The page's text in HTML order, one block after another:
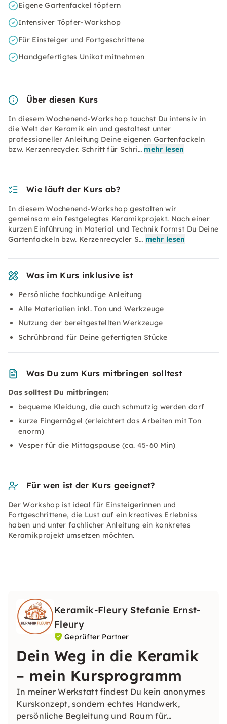
Eigene Gartenfackel töpfern
Intensiver Töpfer-Workshop
Für Einsteiger und Fortgeschrittene
Handgefertigtes Unikat mitnehmen
Über diesen Kurs
In diesem Wochenend-Workshop tauchst Du intensiv in
die Welt der Keramik ein und gestaltest unter
professioneller Anleitung Deine eigenen Gartenfackeln
bzw. Kerzenrecycler. Schritt für Schri… mehr lesen
Wie läuft der Kurs ab?
In diesem Wochenend-Workshop gestalten wir
gemeinsam ein festgelegtes Keramikprojekt. Nach einer
kurzen Einführung in Material und Technik formst Du Deine
Gartenfackeln bzw. Kerzenrecycler S… mehr lesen
Was im Kurs inklusive ist
Persönliche fachkundige Anleitung
Alle Materialien inkl. Ton und Werkzeuge
Nutzung der bereitgestellten Werkzeuge
Schrühbrand für Deine gefertigten Stücke
Was Du zum Kurs mitbringen solltest
Das solltest Du mitbringen:
bequeme Kleidung, die auch schmutzig werden darf
kurze Fingernägel (erleichtert das Arbeiten mit Ton
enorm)
Vesper für die Mittagspause (ca. 45-60 Min)
Für wen ist der Kurs geeignet?
Der Workshop ist ideal für Einsteigerinnen und
Fortgeschrittene, die Lust auf ein kreatives Erlebniss
haben und unter fachlicher Anleitung ein konkretes
Keramikprojekt umsetzen möchten.
Keramik-Fleury Stefanie Ernst-
Fleury
Geprüfter Partner
Dein Weg in die Keramik
– mein Kursprogramm
In meiner Werkstatt findest Du kein anonymes
Kurskonzept, sondern echtes Handwerk,
persönliche Begleitung und Raum für